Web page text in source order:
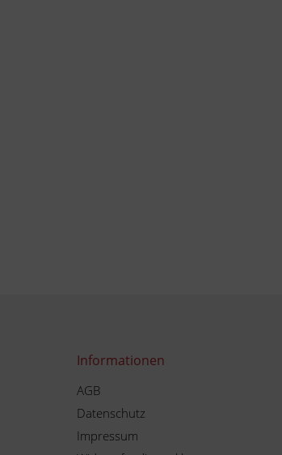
Informationen
AGB
Datenschutz
Impressum